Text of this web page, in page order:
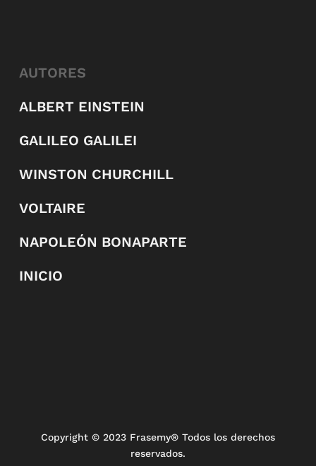
AUTORES
ALBERT EINSTEIN
GALILEO GALILEI
WINSTON CHURCHILL
VOLTAIRE
NAPOLEÓN BONAPARTE
INICIO
Copyright © 2023 Frasemy® Todos los derechos
reservados.